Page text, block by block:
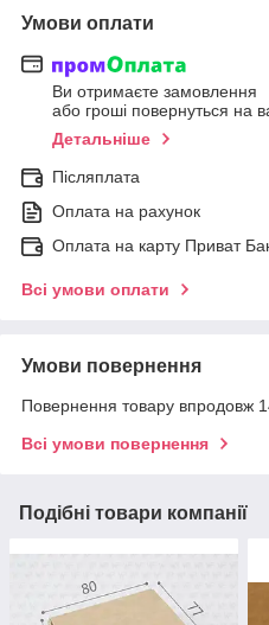
Умови оплати
Ви отримаєте замовлення
або гроші повернуться на
Детальніше
Післяплата
Оплата на рахунок
Оплата на карту Приват
Всі умови оплати
Умови повернення
Повернення товару впродовж
Всі умови повернення
Подібні товари компанії